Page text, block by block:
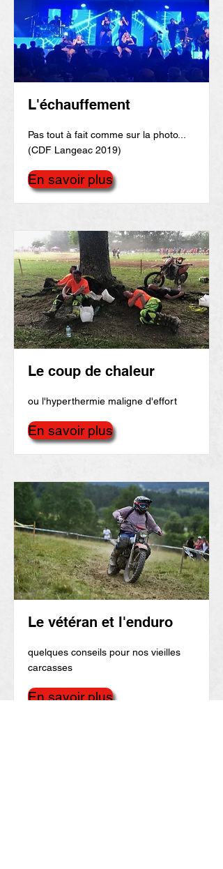
L'échauffement
Pas tout à fait comme sur la photo...
(CDF Langeac 2019)
En savoir plus
Le coup de chaleur
ou l'hyperthermie maligne d'effort
En savoir plus
Le vétéran et l'enduro
quelques conseils pour nos vieilles
carcasses
En savoir plus